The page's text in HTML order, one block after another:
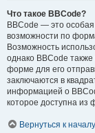
Что такое BBCode?
BBCode — это
возможности по
Возможность
однако BBCode
форме для его
заключаются в
информацией о
которое доступна
Вернуться к началу